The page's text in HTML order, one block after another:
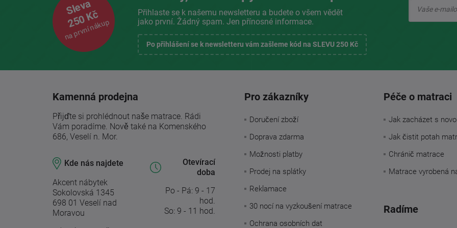
Sleva
250 Kč
na první nákup
Přihlaste se k našemu newsletteru a budete o všem vědět
jako první. Žádný spam. Jen přínosné informace.
Po přihlášení se k newsletteru vám zašleme kód na SLEVU 250 Kč
Kamenná prodejna
Přijďte si prohlédnout naše matrace. Rádi
Vám poradíme. Nově také na Komenského
686, Veselí n. Mor.
Kde nás najdete
Akcent nábytek
Sokolovská 1345
698 01 Veselí nad
Moravou
Otevírací
doba
Po - Pá: 9 - 17
hod.
So: 9 - 11 hod.
Pro zákazníky
Doručení zboží
Doprava zdarma
Možnosti platby
Prodej na splátky
Reklamace
30 nocí na vyzkoušení matrace
Ochrana osobních dat
Péče o matraci
Jak zacházet s
Jak čistit potah
Chránič matrace
Matrace vyrobená
Radíme